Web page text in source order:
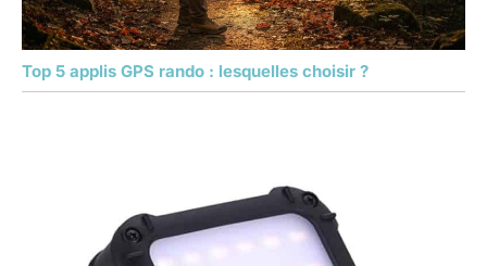
Top 5 applis GPS rando : lesquelles choisir ?